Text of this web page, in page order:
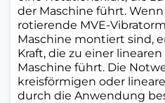
der Maschine führt.
rotierende MVE-
Maschine montiert sind,
Kraft, die zu einer
Maschine führt. Die
kreisförmigen oder
durch die Anwendung